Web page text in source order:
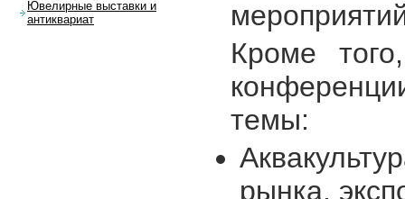
Кроме
темы:
рынка,
Ювелирные выставки и
антиквариат